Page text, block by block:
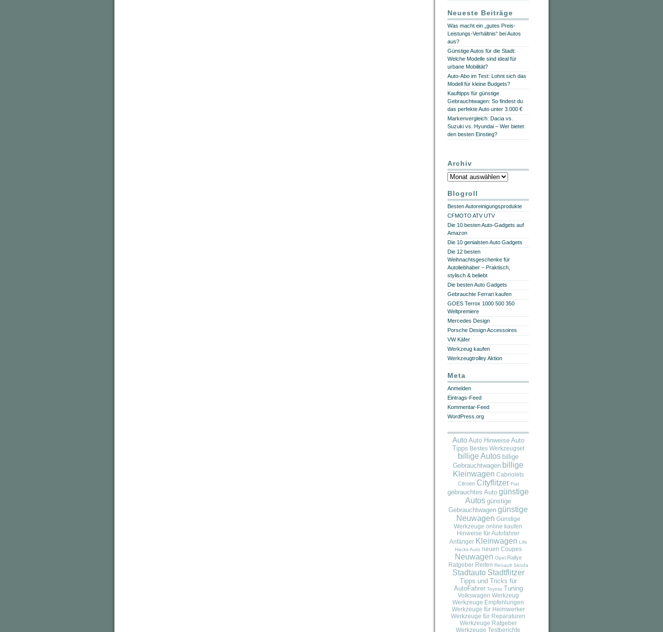
Neueste Beiträge
Was macht ein „gutes Preis-
Leistungs-Verhältnis“ bei Autos
aus?
Günstige Autos für die Stadt:
Welche Modelle sind ideal für
urbane Mobilität?
Auto-Abo im Test: Lohnt sich das
Modell für kleine Budgets?
Kauftipps für günstige
Gebrauchtwagen: So findest du
das perfekte Auto unter 3.000 €
Markenvergleich: Dacia vs.
Suzuki vs. Hyundai – Wer bietet
den besten Einstieg?
Archiv
Archiv
Blogroll
Besten Autoreinigungsprodukte
CFMOTO ATV UTV
Die 10 besten Auto-Gadgets auf
Amazon
Die 10 genialsten Auto Gadgets
Die 12 besten
Weihnachtsgeschenke für
Autoliebhaber – Praktisch,
stylisch & beliebt
Die besten Auto Gadgets
Gebrauchte Ferrari kaufen
GOES Terrox 1000 500 350
Weltpremiere
Mercedes Design
Porsche Design Accessoires
VW Käfer
Werkzeug kaufen
Werkzeugtrolley Aktion
Meta
Anmelden
Eintrags-Feed
Kommentar-Feed
WordPress.org
Auto Auto Hinweise Auto
Tipps Bestes Werkzeugset
billige Autos billige
Gebrauchtwagen billige
Kleinwagen Cabriolets
Citroen Cityflitzer Fiat
gebrauchtes Auto günstige
Autos günstige
Gebrauchtwagen günstige
Neuwagen Günstige
Werkzeuge online kaufen
Hinweise für Autofahrer
Anfänger Kleinwagen Life
Hacks Auto neuen Coupes
Neuwagen Opel Rallye
Ratgeber Reifen Renault Skoda
Stadtauto Stadtflitzer
Tipps und Tricks für
AutoFahrer Toyota Tuning
Volkswagen Werkzeug
Werkzeuge Empfehlungen
Werkzeuge für Heimwerker
Werkzeuge für Reparaturen
Werkzeuge Ratgeber
Werkzeuge Testberichte